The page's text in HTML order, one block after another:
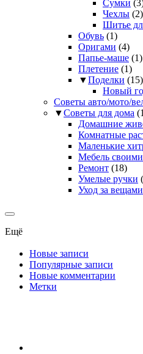
Сумки
Чехлы (2)
Шитье
Обувь (1)
Оригами (4)
Папье-маше (1)
Плетение (1)
▼Поделки (15)
Новый
Советы авто/мото/
▼Советы для дома
Домашние
Комнатные
Маленькие
Мебель
Ремонт (18)
Умелые ручки
Уход за вещами
Ещё
Новые записи
Популярные записи
Новые комментарии
Метки